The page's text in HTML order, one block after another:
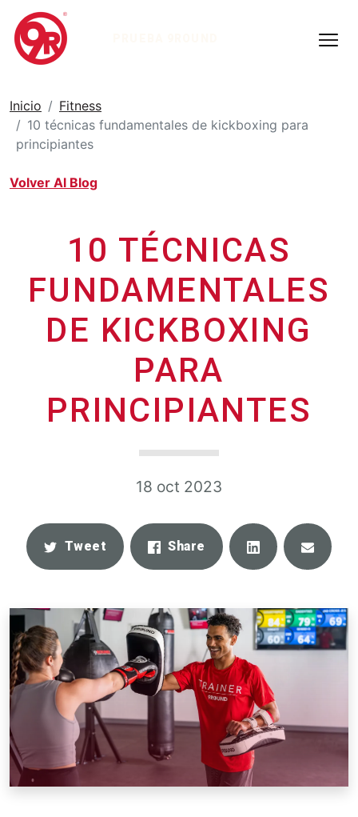
Inicio
Fitness
10 técnicas fundamentales de kickboxing para
principiantes
Volver Al Blog
10 TÉCNICAS
FUNDAMENTALES
DE KICKBOXING
PARA
PRINCIPIANTES
18 oct 2023
Tweet Share Share Email